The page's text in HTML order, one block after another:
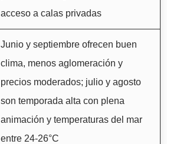
acceso a calas privadas
Junio y septiembre ofrecen buen
clima, menos aglomeración y
precios moderados; julio y agosto
son temporada alta con plena
animación y temperaturas del mar
entre 24-26°C